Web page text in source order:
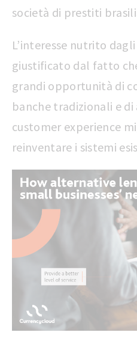
società di prestiti
L’interesse nutrito
giustificato dal fatto
grandi opportunità di
banche tradizionali e
customer experience
reinventare i sistemi